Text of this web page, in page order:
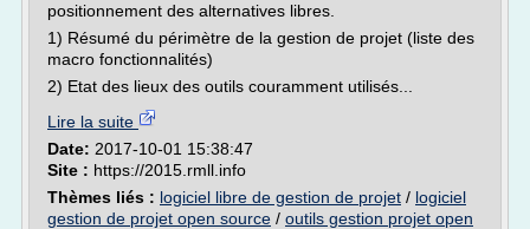
positionnement des alternatives libres.
1) Résumé du périmètre de la gestion de projet (liste des
macro fonctionnalités)
2) Etat des lieux des outils couramment utilisés...
Lire la suite
Date: 2017-10-01 15:38:47
Site : https://2015.rmll.info
Thèmes liés : logiciel libre de gestion de projet / logiciel
gestion de projet open source / outils gestion projet open